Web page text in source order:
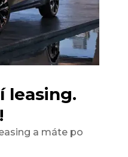
leasing.
a máte po